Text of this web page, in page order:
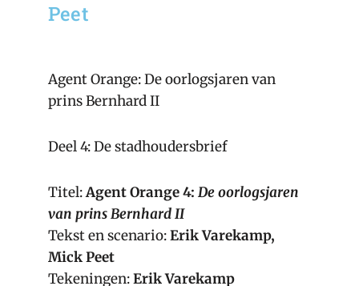
Peet
Agent Orange: De oorlogsjaren van
prins Bernhard II
Deel 4: De stadhoudersbrief
Titel:Agent Orange 4: De oorlogsjaren
van prins Bernhard II
Tekst en scenario:Erik Varekamp,
Mick Peet
Tekeningen:Erik Varekamp